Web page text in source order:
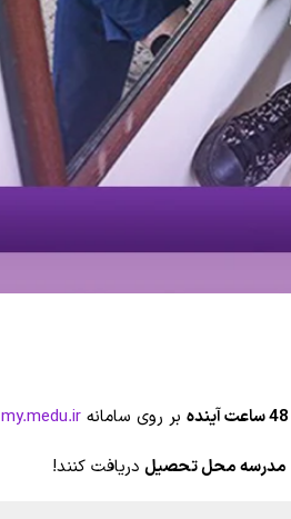
48 ساعت آینده بر روی سامانه my.medu.ir
مدرسه محل تحصیل دریافت کنند!